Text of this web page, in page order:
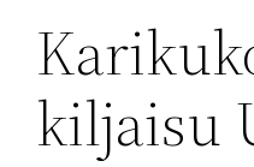
kiljaisu